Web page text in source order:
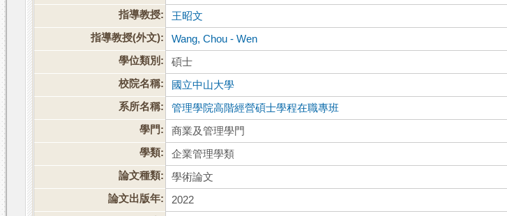
指導教授:
王昭文
指導教授(外文):
Wang, Chou - Wen
學位類別:
碩士
校院名稱:
國立中山大學
系所名稱:
管理學院高階經營碩士學程在職專班
學門:
商業及管理學門
學類:
企業管理學類
論文種類:
學術論文
論文出版年:
2022